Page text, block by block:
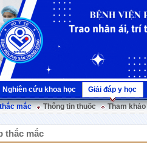
Nghiên cứu khoa học
Giải đáp y học
mắc Thông tin thuốc Tham
thắc mắc